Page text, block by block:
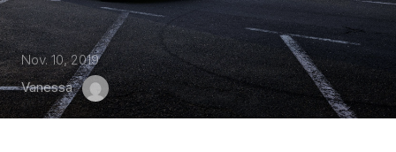
Nov. 10, 2019
Vanessa